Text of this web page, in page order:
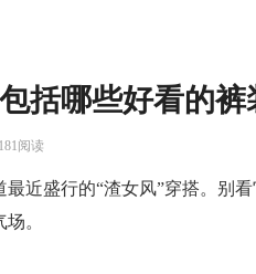
括哪些好看的裤
181阅读
近盛行的“渣女风”穿搭。别
。